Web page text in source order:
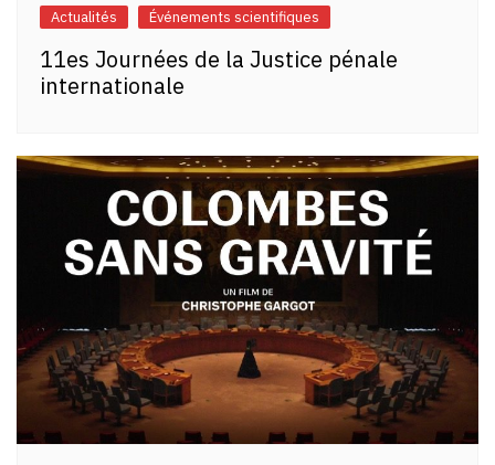
Actualités Événements scientifiques
11es Journées de la Justice pénale
internationale